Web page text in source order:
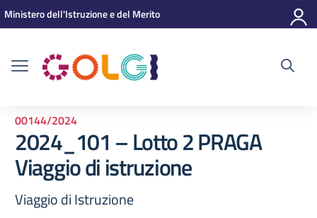
Vai ai contenuti
Vai al menu di navigazione
Vai al footer
Ministero dell'Istruzione e del Merito
00144/2024
2024_101 – Lotto 2 PRAGA
Viaggio di istruzione
Viaggio di Istruzione